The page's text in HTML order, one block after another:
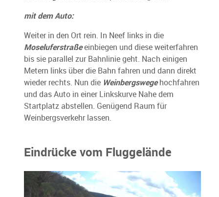
mit dem Auto:
Weiter in den Ort rein. In Neef links in die
Moseluferstraßeeinbiegen und diese weiterfahren
bis sie parallel zur Bahnlinie geht. Nach einigen
Metern links über die Bahn fahren und dann direkt
wieder rechts. Nun die Weinbergswegehochfahren
und das Auto in einer Linkskurve Nahe dem
Startplatz abstellen. Genügend Raum für
Weinbergsverkehr lassen.
Eindrücke vom Fluggelände